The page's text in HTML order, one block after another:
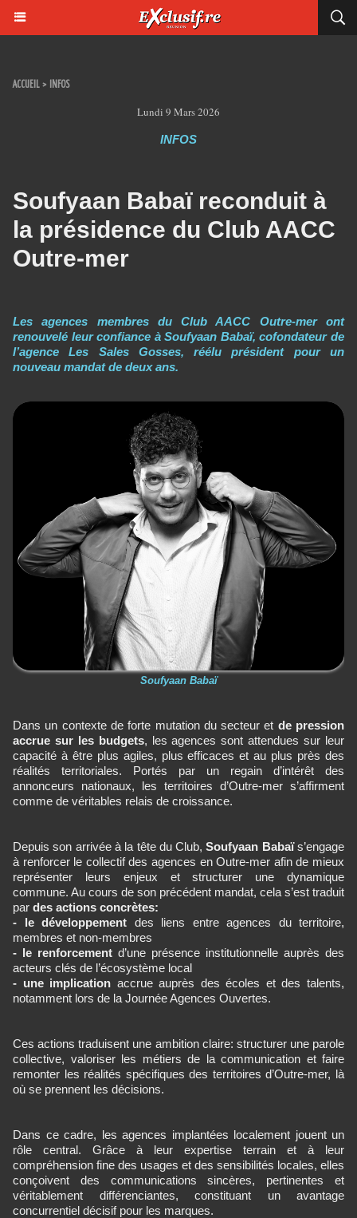
ACCUEIL > INFOS
Lundi 9 Mars 2026
INFOS
Soufyaan Babaï reconduit à
la présidence du Club AACC
Outre-mer
Les agences membres du Club AACC Outre-mer ont
renouvelé leur confiance à Soufyaan Babaï, cofondateur de
l’agence Les Sales Gosses, réélu président pour un
nouveau mandat de deux ans.
Soufyaan Babaï
Dans un contexte de forte mutation du secteur et de pression
accrue sur les budgets, les agences sont attendues sur leur
capacité à être plus agiles, plus efficaces et au plus près des
réalités territoriales. Portés par un regain d’intérêt des
annonceurs nationaux, les territoires d’Outre-mer s’affirment
comme de véritables relais de croissance.
Depuis son arrivée à la tête du Club,Soufyaan Babaïs’engage
à renforcer le collectif des agences en Outre-mer afin de mieux
représenter leurs enjeux et structurer une dynamique
commune. Au cours de son précédent mandat, cela s’est traduit
par des actions concrètes:
- le développement des liens entre agences du territoire,
membres et non-membres
- le renforcement d’une présence institutionnelle auprès des
acteurs clés de l’écosystème local
- une implication accrue auprès des écoles et des talents,
notamment lors de la Journée Agences Ouvertes.
Ces actions traduisent une ambition claire: structurer une parole
collective, valoriser les métiers de la communication et faire
remonter les réalités spécifiques des territoires d’Outre-mer, là
où se prennent les décisions.
Dans ce cadre, les agences implantées localement jouent un
rôle central. Grâce à leur expertise terrain et à leur
compréhension fine des usages et des sensibilités locales, elles
conçoivent des communications sincères, pertinentes et
véritablement différenciantes, constituant un avantage
concurrentiel décisif pour les marques.